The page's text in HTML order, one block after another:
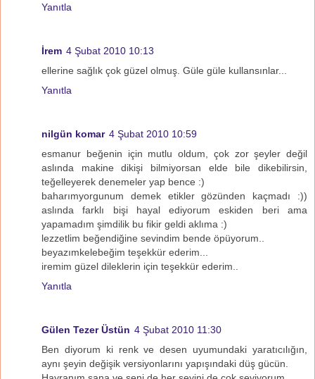
Yanıtla
İrem 4 Şubat 2010 10:13
ellerine sağlık çok güzel olmuş. Güle güle kullansınlar...
Yanıtla
nilgün komar 4 Şubat 2010 10:59
esmanur beğenin için mutlu oldum, çok zor şeyler değil
aslında makine dikişi bilmiyorsan elde bile dikebilirsin,
teğelleyerek denemeler yap bence :)
baharımyorgunum demek etikler gözünden kaçmadı :))
aslında farklı bişi hayal ediyorum eskiden beri ama
yapamadım şimdilik bu fikir geldi aklıma :)
lezzetlim beğendiğine sevindim bende öpüyorum..
beyazımkelebeğim teşekkür ederim...
iremim güzel dileklerin için teşekkür ederim..
Yanıtla
Gülen Tezer Üstün 4 Şubat 2010 11:30
Ben diyorum ki renk ve desen uyumundaki yaratıcılığın,
aynı şeyin değişik versiyonlarını yapışındaki düş gücün.